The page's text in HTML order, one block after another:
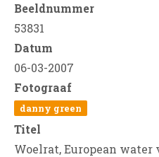
Beeldnummer
53831
Datum
06-03-2007
Fotograaf
danny green
Titel
Woelrat, European